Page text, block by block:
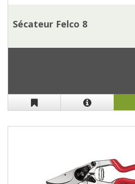
Sécateur Felco 8